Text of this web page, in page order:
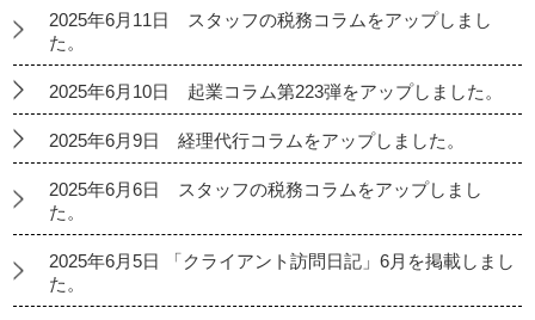
2025年6月11日 スタッフの税務コラムをアップしまし
た。
2025年6月10日 起業コラム第223弾をアップしました。
2025年6月9日 経理代行コラムをアップしました。
2025年6月6日 スタッフの税務コラムをアップしまし
た。
2025年6月5日 「クライアント訪問日記」6月を掲載しまし
た。